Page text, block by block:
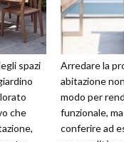
spazi
che
Arredare la
abitazione
modo per
funzionale,
conferire ad